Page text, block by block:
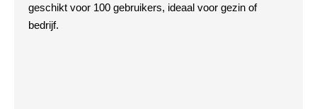
geschikt voor 100 gebruikers, ideaal voor gezin of
bedrijf.